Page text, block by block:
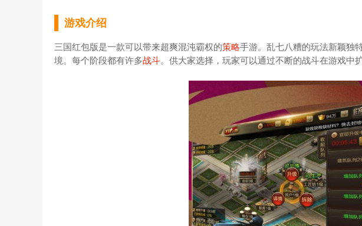
游戏介绍
三国红包版是一款可以带来超爽混沌霸权的策略手游。乱七八糟的玩法新颖独
境。每个阶段都有许多战斗。供大家选择，玩家可以通过不断的战斗在游戏中